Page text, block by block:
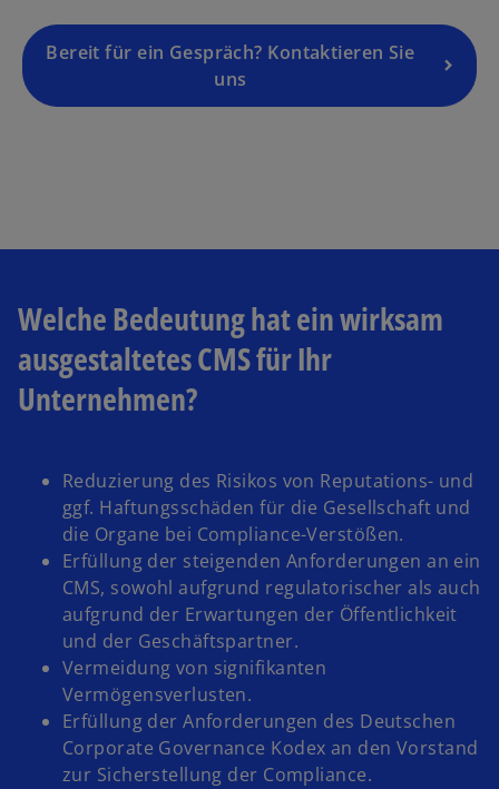
Bereit für ein Gespräch? Kontaktieren Sie
uns
e
t
t
Welche Bedeutung hat ein wirksam
ausgestaltetes CMS für Ihr
Unternehmen?
Reduzierung des Risikos von Reputations- und
ggf. Haftungsschäden für die Gesellschaft und
die Organe bei Compliance-Verstößen.
Erfüllung der steigenden Anforderungen an ein
CMS, sowohl aufgrund regulatorischer als auch
aufgrund der Erwartungen der Öffentlichkeit
und der Geschäftspartner.
Vermeidung von signifikanten
Vermögensverlusten.
Erfüllung der Anforderungen des Deutschen
Corporate Governance Kodex an den Vorstand
zur Sicherstellung der Compliance.